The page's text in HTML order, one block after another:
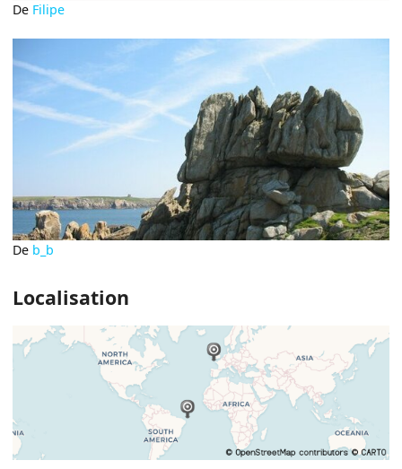
De Filipe
De b_b
Localisation